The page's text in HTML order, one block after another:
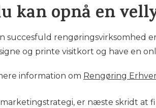
kan opnå en
succesfuld rengøringsvirksomhed
og printe visitkort og have en
information om Rengøring
er næste skridt at